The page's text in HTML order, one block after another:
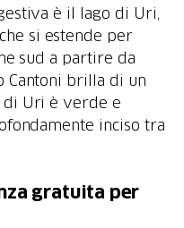
è il lago di Uri,
si estende per
sud a partire da
Cantoni brilla di un
di Uri è verde e
inciso tra
gratuita per